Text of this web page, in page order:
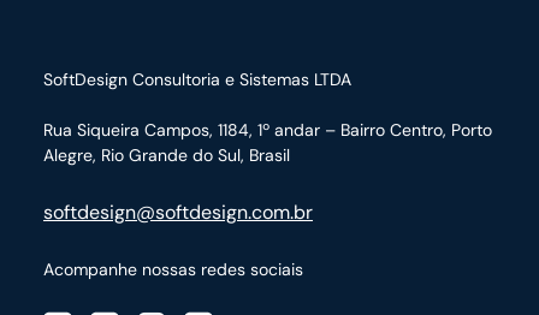
SoftDesign Consultoria e Sistemas LTDA
Rua Siqueira Campos, 1184, 1º andar – Bairro Centro, Porto
Alegre, Rio Grande do Sul, Brasil
softdesign@softdesign.com.br
Acompanhe nossas redes sociais